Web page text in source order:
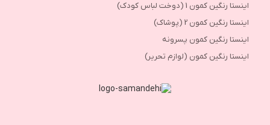
اینستا رنگین کمون 1 (دوخت لباس کودک)
اینستا رنگین کمون 2 (پوشاک)
اینستا رنگین کمون پسرونه
اینستا رنگین کمون (لوازم تحریر)